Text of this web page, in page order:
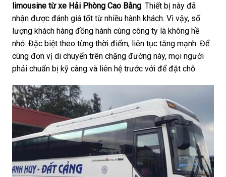
limousine từ xe Hải Phòng Cao Bằng. Thiết bị này đã
nhận được đánh giá tốt từ nhiều hành khách. Vì vậy, số
lượng khách hàng đồng hành cùng công ty là không hề
nhỏ. Đặc biệt theo từng thời điểm, liên tục tăng mạnh. Để
cùng đơn vị di chuyển trên chặng đường này, mọi người
phải chuẩn bị kỹ càng và liên hệ trước với để đặt chỗ.